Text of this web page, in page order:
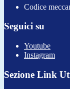
Codice
Seguici su
Youtube
Instagram
Sezione Link